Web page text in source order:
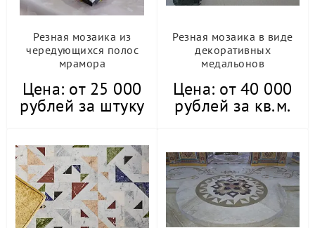
Фонтан из камня
Резная мозаика из
чередующихся полос
мрамора
Цена: от 25 000
рублей за штуку
Резная мозаика в виде
декоративных
медальонов
Цена: от 40 000
рублей за кв.м.